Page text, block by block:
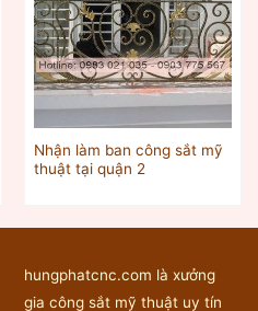
Nhận làm ban công sắt mỹ
thuật tại quận 2
hungphatcnc.com là xưởng
gia công sắt mỹ thuật uy tín